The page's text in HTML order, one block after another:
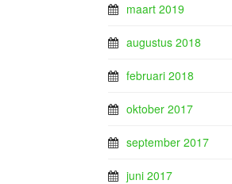
maart 2019
augustus 2018
februari 2018
oktober 2017
september 2017
juni 2017